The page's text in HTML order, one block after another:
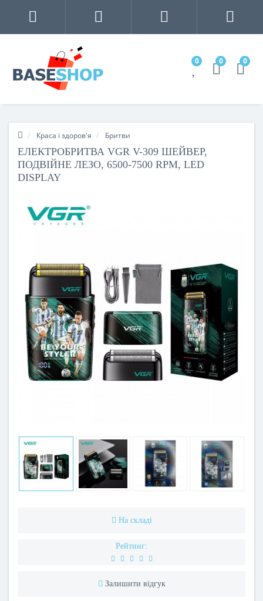
0 0 0
Краса і здоров'я Бритви
ЕЛЕКТРОБРИТВА VGR V-309 ШЕЙВЕР,
ПОДВІЙНЕ ЛЕЗО, 6500-7500 RPM, LED
DISPLAY
На складі
Рейтинг:
Залишити відгук